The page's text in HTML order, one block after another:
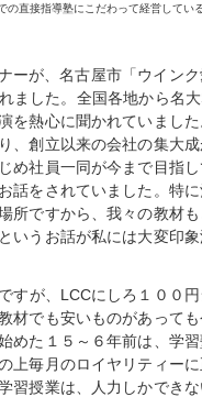
の直接指導塾にこだわって経営してい
ーが、名古屋市「ウイン
ました。全国各地から名
を熱心に聞かれていまし
、創立以来の会社の集大
め社員一同が今まで目指
話をされていました。特
ですから、我々の教材も
いうお話が私には大変印
すが、LCCにしろ１００
材でも安いものがあって
めた１５～６年前は、学
上毎月のロイヤリティー
習授業は、人力しかでき